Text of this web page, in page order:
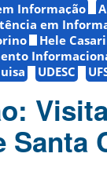
Informação
em
Hele
UDESC
Santa